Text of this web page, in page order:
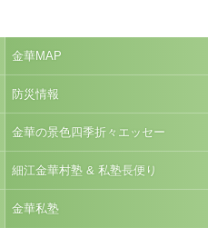
金華MAP
防災情報
金華の景色四季折々エッセー
細江金華村塾 & 私塾長便り
金華私塾